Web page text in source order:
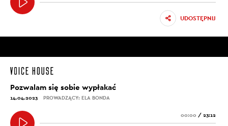
UDOSTĘPNIJ
Pozwalam się sobie wypłakać
14.04.2023 PROWADZĄCY: ELA BONDA
00:00 / 23:12